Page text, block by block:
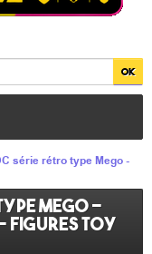
série rétro type Mego -
Mego -
Figures toy